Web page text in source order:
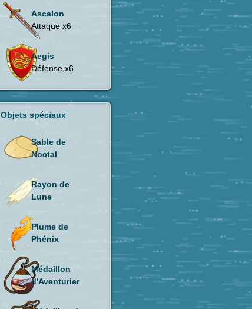
Ascalon
Attaque x6
Aegis
Défense x6
Objets spéciaux
Sable de
Noctal
Rayon de
Lune
Plume de
Phénix
Médaillon
d'Aventurier